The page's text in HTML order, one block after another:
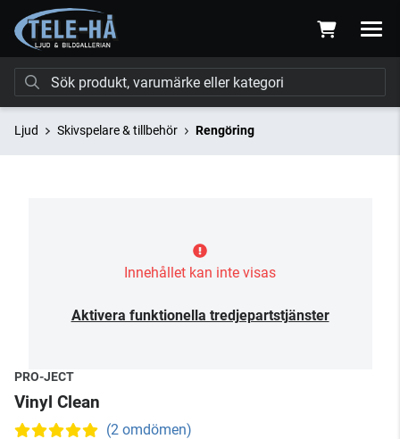
Ljud Skivspelare & tillbehör Rengöring
Innehållet kan inte visas
Aktivera funktionella tredjepartstjänster
PRO-JECT
Vinyl Clean
(2 omdömen)